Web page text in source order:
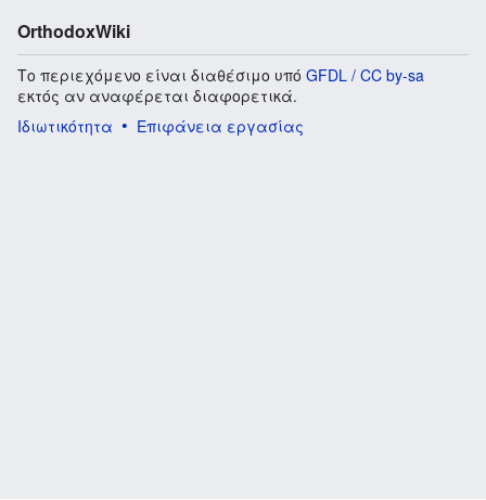
OrthodoxWiki
Το περιεχόμενο είναι διαθέσιμο υπό GFDL / CC by-sa
εκτός αν αναφέρεται διαφορετικά.
Ιδιωτικότητα
Επιφάνεια εργασίας